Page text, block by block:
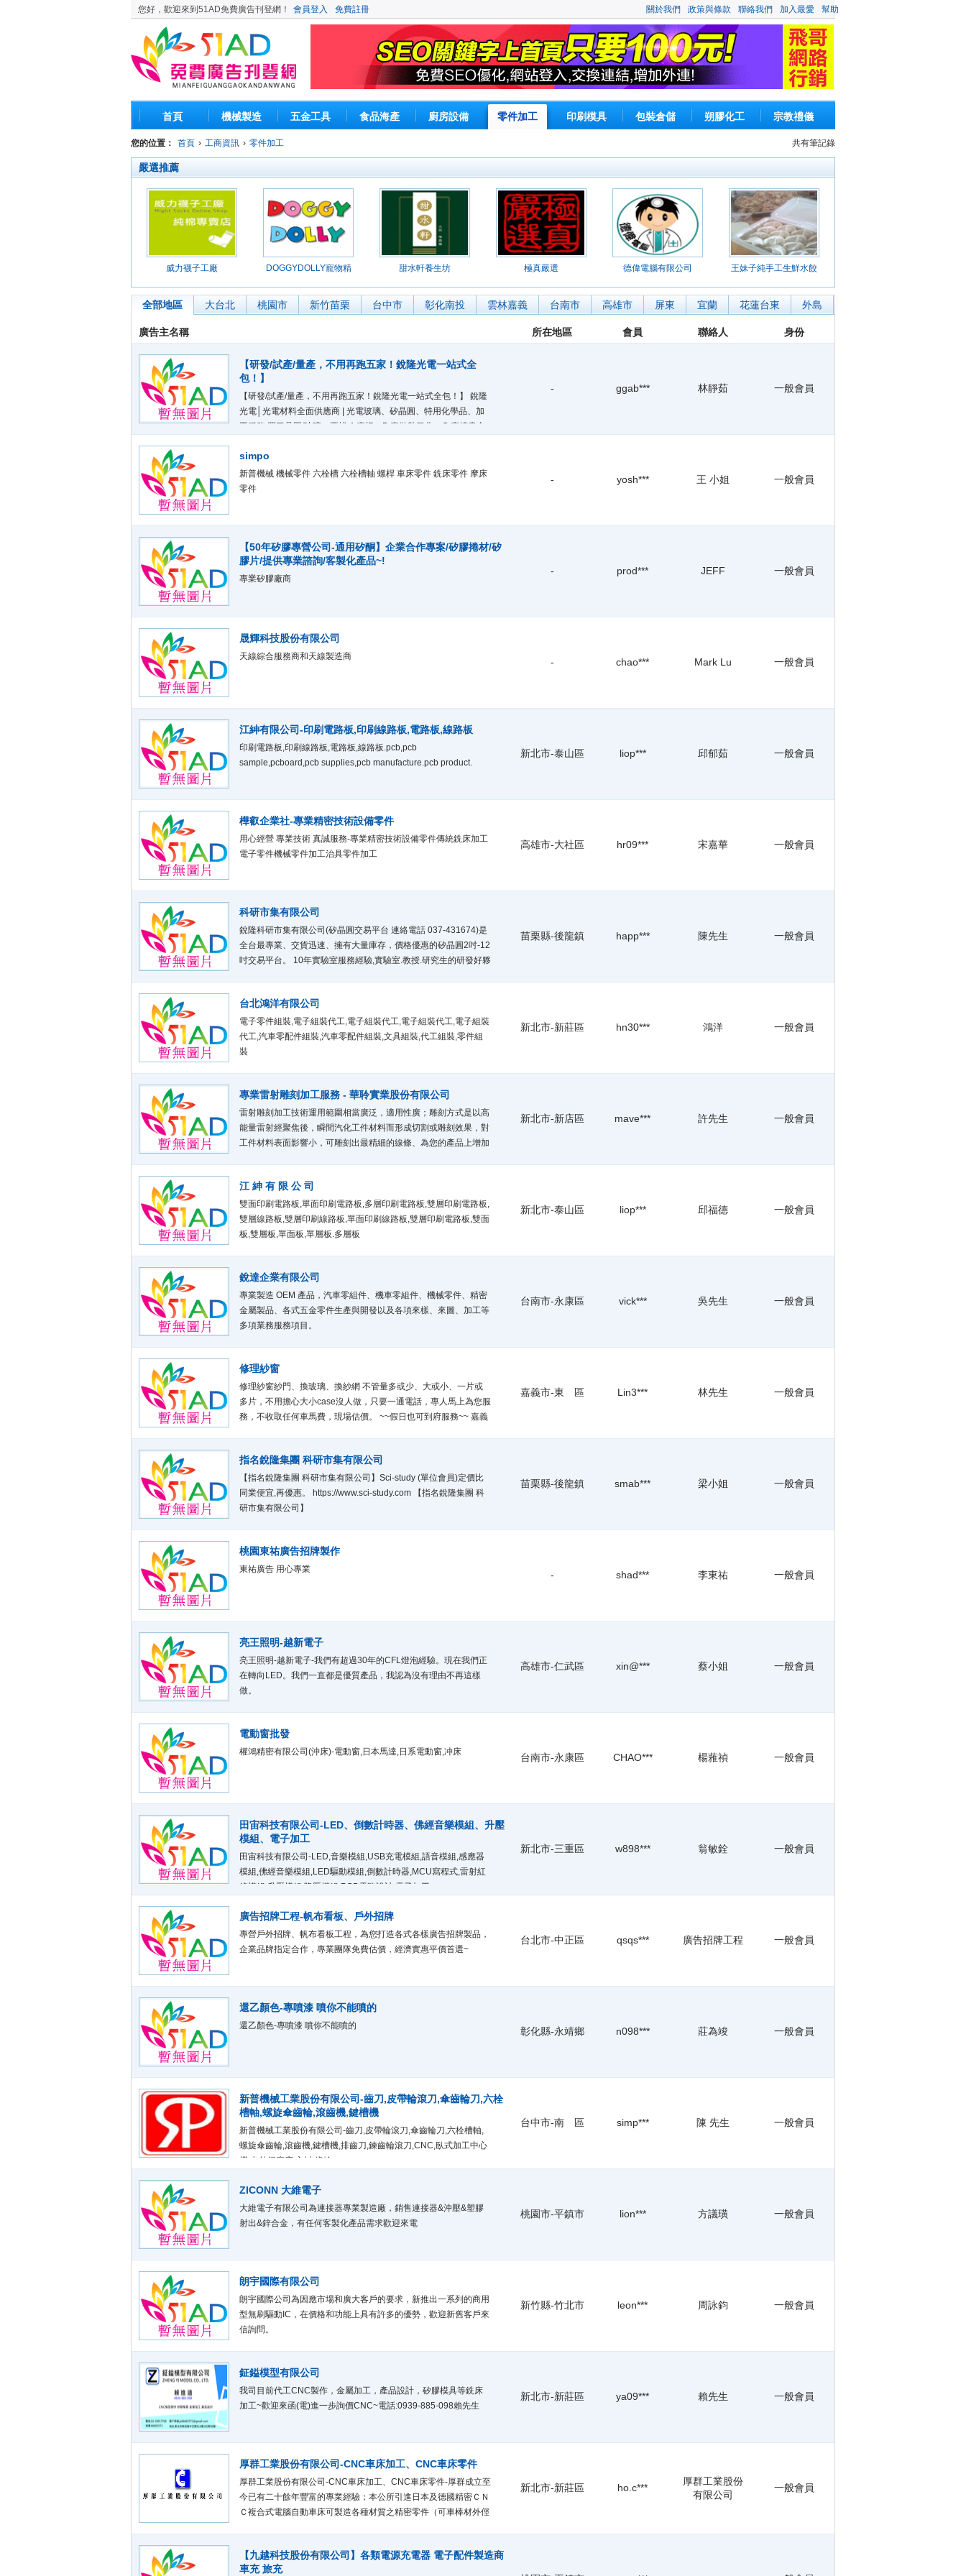
您好，歡迎來到51AD免費廣告刊登網！ 會員登入 免費註冊 關於我們 政策與條款 聯絡我們 加入最愛 幫助
首頁 機械製造 五金工具 食品海產 廚房設備 零件加工 印刷模具 包裝倉儲 朔膠化工 宗教禮儀
您的位置： 首頁 › 工商資訊 › 零件加工 共有筆記錄
嚴選推薦
威力襪子工廠
DOGGYDOLLY寵物精
甜水軒養生坊 極真嚴選 德偉電腦有限公司 王妹子純手工生鮮水餃
全部地區 大台北 桃園市 新竹苗栗 台中市 彰化南投 雲林嘉義 台南市 高雄市 屏東 宜蘭 花蓮台東 外島
廣告主名稱 所在地區 會員 聯絡人 身份
【研發/試產/量產，不用再跑五家！銳隆光電一站式全
包！】
【研發/試產/量產，不用再跑五家！銳隆光電一站式全包！】 銳隆
光電│光電材料全面供應商 | 光電玻璃、矽晶圓、特用化學品、加
工服務 買了晶圓/玻璃，要找 A 廠切、B 廠做熱氧化、C 廠鍍貴金
玻璃，或是鈣鈦礦太陽能所需的特殊 FTO 蝕刻圖案基板？ 銳隆光
電擁有最完整的光電與半導體材料庫存，提供「材料 + 客製加工 +
膜層
- ggab*** 林靜茹 一般會員
simpo
新普機械 機械零件 六栓槽 六栓槽軸 螺桿 車床零件 銑床零件 摩床
零件
- yosh*** 王 小姐 一般會員
【50年矽膠專營公司-通用矽酮】企業合作專案/矽膠捲材/矽
膠片/提供專業諮詢/客製化產品~!
專業矽膠廠商
- prod*** JEFF 一般會員
晟輝科技股份有限公司
天線綜合服務商和天線製造商 - chao*** Mark Lu 一般會員
江紳有限公司-印刷電路板,印刷線路板,電路板,線路板
印刷電路板,印刷線路板,電路板,線路板.pcb,pcb
sample,pcboard,pcb supplies,pcb manufacture.pcb product.
新北市-泰山區 liop*** 邱郁茹 一般會員
樺叡企業社-專業精密技術設備零件
用心經營 專業技術 真誠服務-專業精密技術設備零件傳統銑床加工
電子零件機械零件加工治具零件加工
高雄市-大社區 hr09*** 宋嘉華 一般會員
科研市集有限公司
銳隆科研市集有限公司(矽晶圓交易平台 連絡電話 037-431674)是
全台最專業、交貨迅速、擁有大量庫存，價格優惠的矽晶圓2吋-12
吋交易平台。 10年實驗室服務經驗,實驗室.教授.研究生的研發好夥
晶圓玻璃 2吋 4吋 6吋 8吋 12吋 玻璃厚度Thick
苗栗縣-後龍鎮 happ*** 陳先生 一般會員
台北鴻洋有限公司
電子零件組裝,電子組裝代工,電子組裝代工,電子組裝代工,電子組裝
代工,汽車零配件組裝,汽車零配件組裝,文具組裝,代工組裝,零件組
裝
新北市-新莊區 hn30*** 鴻洋 一般會員
專業雷射雕刻加工服務 - 華聆實業股份有限公司
雷射雕刻加工技術運用範圍相當廣泛，適用性廣；雕刻方式是以高
能量雷射經聚焦後，瞬間汽化工件材料而形成切割或雕刻效果，對
工件材料表面影響小，可雕刻出最精細的線條、為您的產品上增加
新北市-新店區 mave*** 許先生 一般會員
江 紳 有 限 公 司
雙面印刷電路板,單面印刷電路板,多層印刷電路板,雙層印刷電路板,
雙層線路板,雙層印刷線路板,單面印刷線路板,雙層印刷電路板,雙面
板,雙層板,單面板,單層板.多層板
新北市-泰山區 liop*** 邱福德 一般會員
銳達企業有限公司
專業製造 OEM 產品，汽車零組件、機車零組件、機械零件、精密
金屬製品、各式五金零件生產與開發以及各項來樣、來圖、加工等
多項業務服務項目。
台南市-永康區 vick*** 吳先生 一般會員
修理紗窗
修理紗窗紗門、換玻璃、換紗網 不管量多或少、大或小、一片或
多片，不用擔心大小case沒人做，只要一通電話，專人馬上為您服
務，不收取任何車馬費，現場估價。 ~~假日也可到府服務~~ 嘉義
嘉義市-東 區 Lin3*** 林先生 一般會員
指名銳隆集團 科研市集有限公司
【指名銳隆集團 科研市集有限公司】Sci-study (單位會員)定價比
同業便宜,再優惠。 https://www.sci-study.com 【指名銳隆集團 科
研市集有限公司】
苗栗縣-後龍鎮 smab*** 梁小姐 一般會員
桃園東祐廣告招牌製作
東祐廣告 用心專業 - shad*** 李東祐 一般會員
亮王照明-越新電子
亮王照明-越新電子-我們有超過30年的CFL燈泡經驗。現在我們正
在轉向LED。我們一直都是優質產品，我認為沒有理由不再這樣
做。
高雄市-仁武區 xin@*** 蔡小姐 一般會員
電動窗批發
權鴻精密有限公司(沖床)-電動窗,日本馬達,日系電動窗,冲床 台南市-永康區 CHAO*** 楊蕥禎 一般會員
田宙科技有限公司-LED、倒數計時器、佛經音樂模組、升壓
模組、電子加工
田宙科技有限公司-LED,音樂模組,USB充電模組,語音模組,感應器
模組,佛經音樂模組,LED驅動模組,倒數計時器,MCU寫程式,雷射紅
綠模組,升壓模組,降壓模組,PCB電路設計,電子加工
新北市-三重區 w898*** 翁敏銓 一般會員
廣告招牌工程-帆布看板、戶外招牌
專營戶外招牌、帆布看板工程，為您打造各式各樣廣告招牌製品，
企業品牌指定合作，專業團隊免費估價，經濟實惠平價首選~
台北市-中正區 qsqs*** 廣告招牌工程 一般會員
還乙顏色-專噴漆 噴你不能噴的
還乙顏色-專噴漆 噴你不能噴的 彰化縣-永靖鄉 n098*** 莊為竣 一般會員
新普機械工業股份有限公司-齒刀,皮帶輪滾刀,傘齒輪刀,六栓
槽軸,螺旋傘齒輪,滾齒機,鍵槽機
新普機械工業股份有限公司-齒刀,皮帶輪滾刀,傘齒輪刀,六栓槽軸,
螺旋傘齒輪,滾齒機,鍵槽機,排齒刀,鍊齒輪滾刀,CNC,臥式加工中心
機,內外徑磨床,主軸,齒輪
台中市-南 區 simp*** 陳 先生 一般會員
ZICONN 大維電子
大維電子有限公司為連接器專業製造廠，銷售連接器&沖壓&塑膠
射出&鋅合金，有任何客製化產品需求歡迎來電
桃園市-平鎮市 lion*** 方議璜 一般會員
朗宇國際有限公司
朗宇國際公司為因應市場和廣大客戶的要求，新推出一系列的商用
型無刷驅動IC，在價格和功能上具有許多的優勢，歡迎新舊客戶來
信詢問。
新竹縣-竹北市 leon*** 周詠鈞 一般會員
鉦鎰模型有限公司
我司目前代工CNC製作，金屬加工，產品設計，矽膠模具等銑床
加工~歡迎來函(電)進一步詢價CNC~電話:0939-885-098賴先生
新北市-新莊區 ya09*** 賴先生 一般會員
厚群工業股份有限公司-CNC車床加工、CNC車床零件
厚群工業股份有限公司-CNC車床加工、CNC車床零件-厚群成立至
今已有二十餘年豐富的專業經驗；本公所引進日本及德國精密ＣＮ
Ｃ複合式電腦自動車床可製造各種材質之精密零件（可車棒材外俓
質，以減少不良率發生達到零缺點之標準。
新北市-新莊區 ho.c***
厚群工業股份
有限公司
一般會員
【九越科技股份有限公司】各類電源充電器 電子配件製造商
車充 旅充